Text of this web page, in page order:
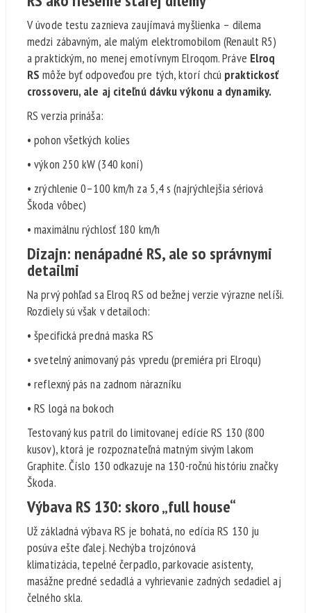
V úvode testu zaznieva zaujímavá myšlienka – dilema
medzi zábavným, ale malým elektromobilom (Renault R5)
a praktickým, no menej emotívnym Elroqom. Práve Elroq
RS môže byť odpoveďou pre tých, ktorí chcú praktickosť
crossoveru, ale aj citeľnú dávku výkonu a dynamiky.
RS verzia prináša:
• pohon všetkých kolies
• výkon 250 kW (340 koní)
• zrýchlenie 0–100 km/h za 5,4 s (najrýchlejšia sériová
Škoda vôbec)
• maximálnu rýchlosť 180 km/h
Dizajn: nenápadné RS, ale so správnymi
detailmi
Na prvý pohľad sa Elroq RS od bežnej verzie výrazne nelíši.
Rozdiely sú však v detailoch:
• špecifická predná maska RS
• svetelný animovaný pás vpredu (premiéra pri Elroqu)
• reflexný pás na zadnom nárazníku
• RS logá na bokoch
Testovaný kus patril do limitovanej edície RS 130 (800
kusov), ktorá je rozpoznateľná matným sivým lakom
Graphite. Číslo 130 odkazuje na 130-ročnú históriu značky
Škoda.
Výbava RS 130: skoro „full house“
Už základná výbava RS je bohatá, no edícia RS 130 ju
posúva ešte ďalej. Nechýba trojzónová
klimatizácia, tepelné čerpadlo, parkovacie asistenty,
masážne predné sedadlá a vyhrievanie zadných sedadiel aj
čelného skla.